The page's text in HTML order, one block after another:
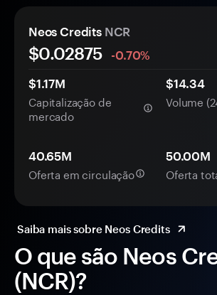
O que são Neos
(NCR)?
Neos Credits NCR
$0.02875
-0.70%
$1.17M
Capitalização de
mercado
$14.34
Volume
40.65M
Oferta em circulação
50.00M
Oferta
Saiba mais sobre Neos Credits